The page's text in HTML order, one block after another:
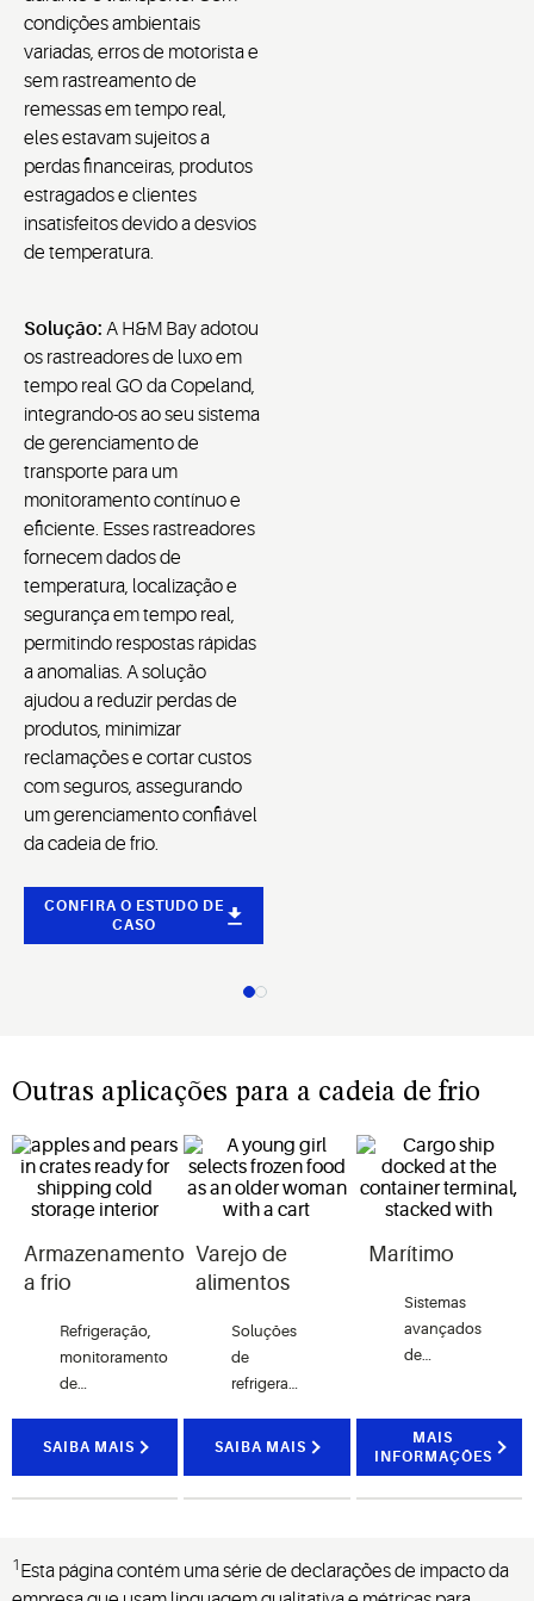
condições ambientais
variadas, erros de motorista e
sem rastreamento de
remessas em tempo real,
eles estavam sujeitos a
perdas financeiras, produtos
estragados e clientes
insatisfeitos devido a desvios
de temperatura.
Solução: A H&M Bay adotou
os rastreadores de luxo em
tempo real GO da Copeland,
integrando-os ao seu sistema
de gerenciamento de
transporte para um
monitoramento contínuo e
eficiente. Esses rastreadores
fornecem dados de
temperatura, localização e
segurança em tempo real,
permitindo respostas rápidas
a anomalias. A solução
ajudou a reduzir perdas de
produtos, minimizar
reclamações e cortar custos
com seguros, assegurando
um gerenciamento confiável
da cadeia de frio.
CONFIRA O ESTUDO DE
CASO
Outras aplicações para a cadeia de frio
Armazenamento
a frio
Refrigeração,
monitoramento
de
de frio
para
SAIBA MAIS
Varejo de
alimentos
Soluções
de
refrigeração
energética
e
SAIBA MAIS
Marítimo
Sistemas
avançados
de
gerenciamento
e
eficiente
da
MAIS
INFORMAÇÕES
1 Esta página contém uma série de declarações de impacto da